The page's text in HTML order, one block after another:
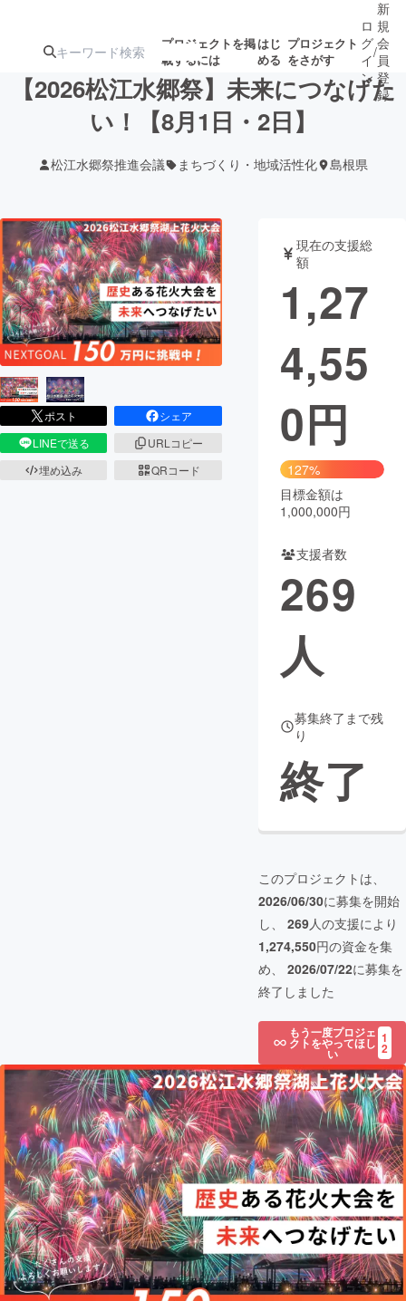
プロジェクトを掲
載するには
はじ
める
プロジェクト
をさがす
人気のプロ
ジェクト
注目のリ
ターン
注目の新着プロ
ジェクト
募集終了が近いプ
ロジェクト
もうすぐ公開
されます
アート・写真 音楽
テクノロジー・ガジェット ゲーム・サ
映像・映画
まちづくり・地域活性化
CAMPFIRE Creation
コミュニティ
ロ
グ
イ
ン
/
新
規
会
員
登
録
【2026松江水郷祭】未来につなげた
い！【8月1日・2日】
松江水郷祭推進会議 まちづくり・地域活性化 島根県
ポスト
シェア
LINEで送る
URLコピー
埋め込み
QRコード
現在の支援総
額
1,27
4,55
0円
127%
目標金額は
1,000,000円
支援者数
269
人
募集終了まで残
り
終了
このプロジェクトは、
2026/06/30に募集を開始
し、 269人の支援により
1,274,550円の資金を集
め、 2026/07/22に募集を
終了しました
もう一度プロジェ
クトをやってほし
い
1
2